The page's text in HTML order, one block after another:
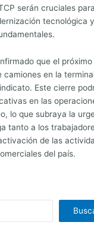
serán cruciales
tecnológica
que el
camiones en la
Este cierre
en las
lo que subraya la
tanto a los
de las
del país.